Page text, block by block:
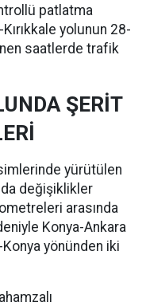
patlatma
yolunun 28-
saatlerde trafik
ŞERİT
yürütülen
değişiklikler
arasında
Konya-Ankara
Konya yönünden iki